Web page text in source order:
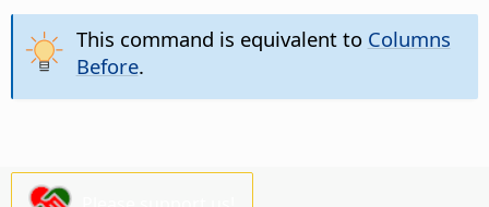
This command is equivalent to Columns
Before.